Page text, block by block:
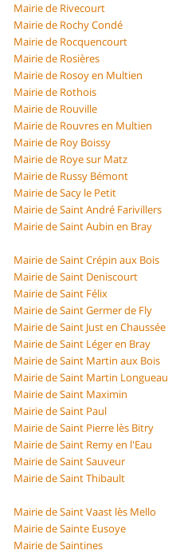
Mairie de Rivecourt
Mairie de Rochy Condé
Mairie de Rocquencourt
Mairie de Rosières
Mairie de Rosoy en Multien
Mairie de Rothois
Mairie de Rouville
Mairie de Rouvres en Multien
Mairie de Roy Boissy
Mairie de Roye sur Matz
Mairie de Russy Bémont
Mairie de Sacy le Petit
Mairie de Saint André Farivillers
Mairie de Saint Aubin en Bray
Mairie de Saint Crépin aux Bois
Mairie de Saint Deniscourt
Mairie de Saint Félix
Mairie de Saint Germer de Fly
Mairie de Saint Just en Chaussée
Mairie de Saint Léger en Bray
Mairie de Saint Martin aux Bois
Mairie de Saint Martin Longueau
Mairie de Saint Maximin
Mairie de Saint Paul
Mairie de Saint Pierre lès Bitry
Mairie de Saint Remy en l'Eau
Mairie de Saint Sauveur
Mairie de Saint Thibault
Mairie de Saint Vaast lès Mello
Mairie de Sainte Eusoye
Mairie de Saintines